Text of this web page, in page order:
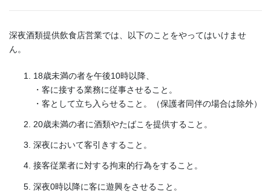
深夜酒類提供飲食店営業では、以下のことをやってはいけませ
ん。
18歳未満の者を午後10時以降、
・客に接する業務に従事させること。
・客として立ち入らせること。（保護者同伴の場合は除外）
20歳未満の者に酒類やたばこを提供すること。
深夜において客引きすること。
接客従業者に対する拘束的行為をすること。
深夜0時以降に客に遊興をさせること。